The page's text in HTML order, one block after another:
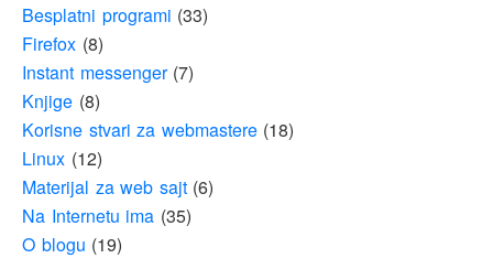
Besplatni programi (33)
Firefox (8)
Instant messenger(7)
Knjige (8)
Korisne stvari za webmastere(18)
Linux (12)
Materijal za web sajt(6)
Na Internetu ima (35)
O blogu (19)